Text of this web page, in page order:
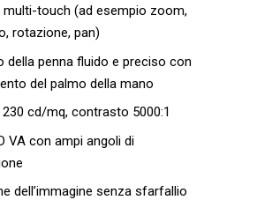
multi-touch (ad esempio zoom,
rotazione, pan)
della penna fluido e preciso con
del palmo della mano
cd/mq, contrasto 5000:1
VA con ampi angoli di
dell’immagine senza sfarfallio